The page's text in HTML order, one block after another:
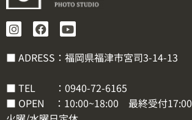
■ ADRESS：福岡県福津市宮司3-14-13
■ TEL ： 0940-72-6165
■ OPEN ：10:00~18:00 最終受付17:00